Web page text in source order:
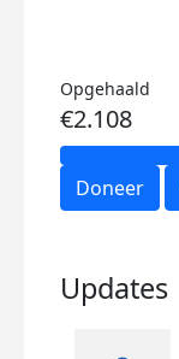
Opgehaald
€2.108
Doneer
Updates